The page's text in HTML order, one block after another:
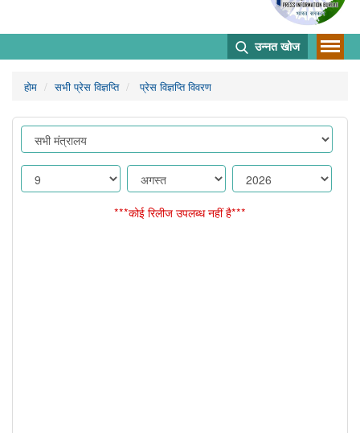
उन्नत खोज
होम सभी प्रेस विज्ञप्ति प्रेस विज्ञप्ति विवरण
***कोई रिलीज उपलब्ध नहीं है***